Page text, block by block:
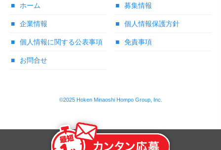
ホーム 募集情報
企業情報 個人情報保護方針
個人情報に関する公表事項 免責事項
お問合せ
©2025 Hoken Minaoshi Hompo Group, Inc.